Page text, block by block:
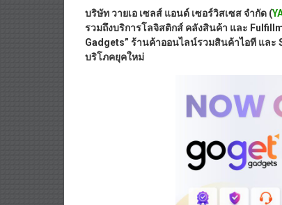
บริษัท วายเอ เซลส์ แอนด์ เซอร์วิสเซส จำกัด (
รวมถึงบริการโลจิสติกส์ คลังสินค้า และ
Gadgets” ร้านค้าออนไลน์รวมสินค้าไอที แล
บริโภคยุคใหม่